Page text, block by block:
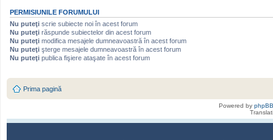
PERMISIUNILE FORUMULUI
Nu puteţi scrie subiecte noi în acest forum
Nu puteţi răspunde subiectelor din acest forum
Nu puteţi modifica mesajele dumneavoastră în acest forum
Nu puteţi şterge mesajele dumneavoastră în acest forum
Nu puteţi publica fişiere ataşate în acest forum
Prima pagină
Powered by phpBB